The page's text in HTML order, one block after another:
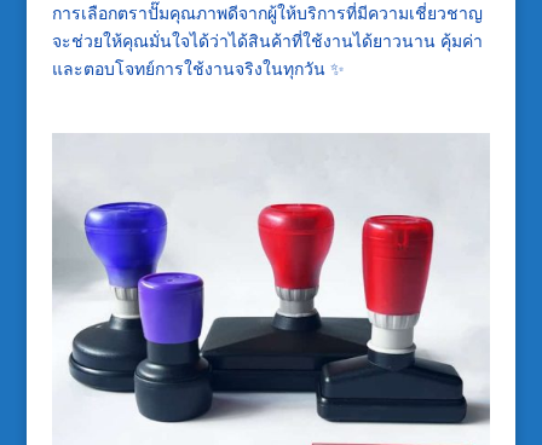
การเลือกตราปั๊มคุณภาพดีจากผู้ให้บริการที่มีความเชี่ยวชาญ
จะช่วยให้คุณมั่นใจได้ว่าได้สินค้าที่ใช้งานได้ยาวนาน คุ้มค่า
และตอบโจทย์การใช้งานจริงในทุกวัน ✨